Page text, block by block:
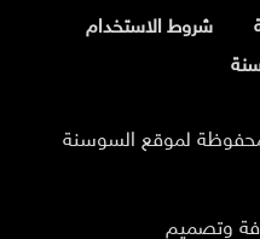
شروط الاستخدام
وتصميم